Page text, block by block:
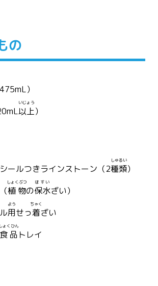
の
）
以上
いじょう
）
ールつきラインストーン（2種類
しゅるい
）
植物
しょくぶつ
の保水
ほすい
ざい）
用
よう
せっ着
ちゃく
ざい
食品
しょくひん
トレイ